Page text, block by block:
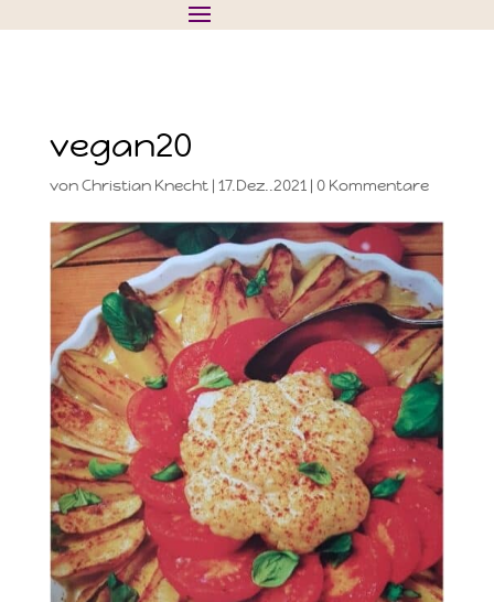
vegan20
vonChristian Knecht| 17.Dez..2021 | 0 Kommentare